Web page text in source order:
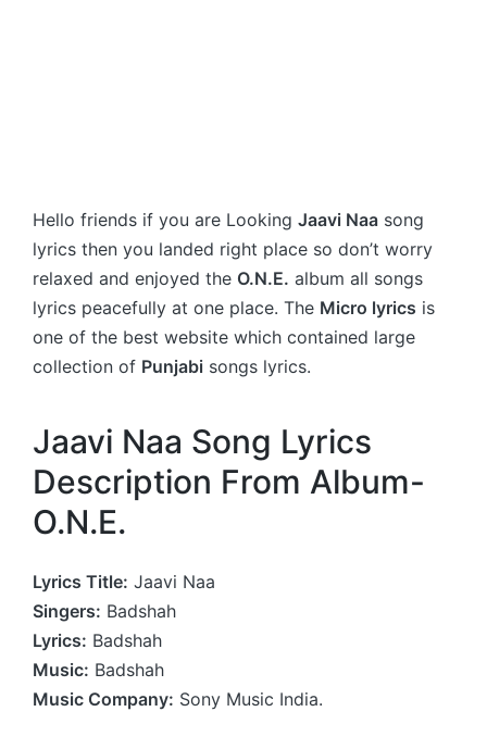
Hello friends if you are Looking Jaavi Naa song
lyrics then you landed right place so don’t worry
relaxed and enjoyed the O.N.E. album all songs
lyrics peacefully at one place. The Micro lyrics is
one of the best website which contained large
collection of Punjabi songs lyrics.
Jaavi Naa Song Lyrics
Description From Album-
O.N.E.
Lyrics Title: Jaavi Naa
Singers: Badshah
Lyrics: Badshah
Music: Badshah
Music Company: Sony Music India.